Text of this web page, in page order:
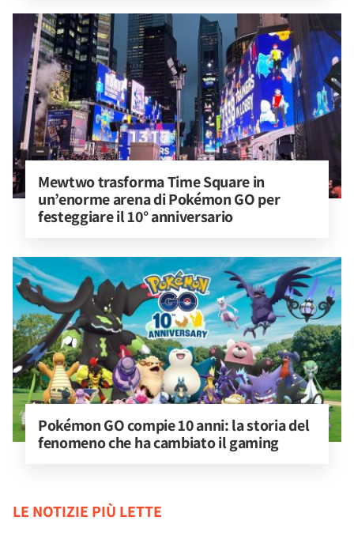
Mewtwo trasforma Time Square in
un’enorme arena di Pokémon GO per
festeggiare il 10° anniversario
Pokémon GO compie 10 anni: la storia del
fenomeno che ha cambiato il gaming
LE NOTIZIE PIÙ LETTE